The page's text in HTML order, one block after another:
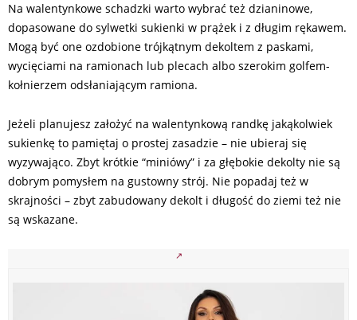
Na walentynkowe schadzki warto wybrać też dzianinowe,
dopasowane do sylwetki sukienki w prążek i z długim rękawem.
Mogą być one ozdobione trójkątnym dekoltem z paskami,
wycięciami na ramionach lub plecach albo szerokim golfem-
kołnierzem odsłaniającym ramiona.
Jeżeli planujesz założyć na walentynkową randkę jakąkolwiek
sukienkę to pamiętaj o prostej zasadzie – nie ubieraj się
wyzywająco. Zbyt krótkie “miniówy” i za głębokie dekolty nie są
dobrym pomysłem na gustowny strój. Nie popadaj też w
skrajności – zbyt zabudowany dekolt i długość do ziemi też nie
są wskazane.